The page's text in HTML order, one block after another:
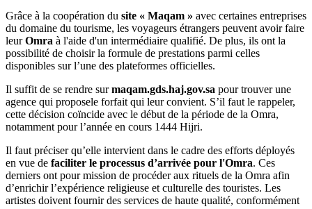
Grâce à la coopération du site « Maqam » avec certaines entreprises
du domaine du tourisme, les voyageurs étrangers peuvent avoir faire
leurOmra à l'aide d'un intermédiaire qualifié. De plus, ils ont la
possibilité de choisir la formule de prestations parmi celles
disponibles sur l’une des plateformes officielles.
Il suffit de se rendre surmaqam.gds.haj.gov.sa pour trouver une
agence qui proposele forfait qui leur convient. S’il faut le rappeler,
cette décision coïncide avec le début de la période de la Omra,
notamment pour l’année en cours 1444 Hijri.
Il faut préciser qu’elle intervient dans le cadre des efforts déployés
en vue de faciliter le processus d’arrivée pour l'Omra. Ces
derniers ont pour mission de procéder aux rituels de la Omra afin
d’enrichir l’expérience religieuse et culturelle des touristes. Les
artistes doivent fournir des services de haute qualité, conformément